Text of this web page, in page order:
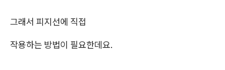
그래서 피지선에 직접
작용하는 방법이 필요한데요.